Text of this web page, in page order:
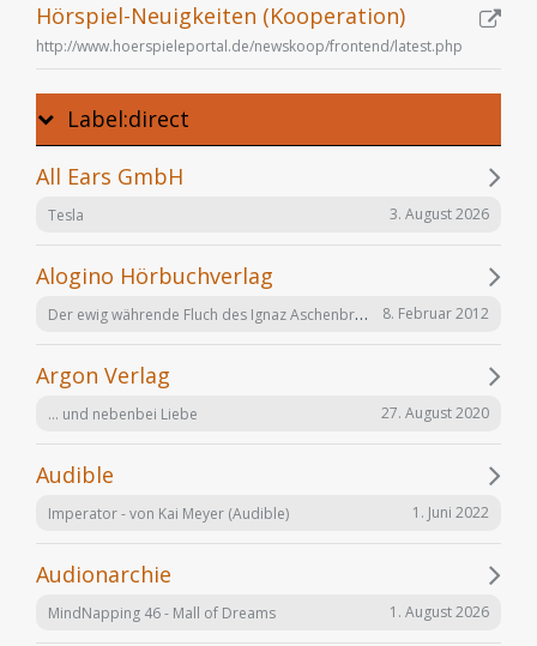
Hörspiel-Neuigkeiten (Kooperation)
http://www.hoerspieleportal.de/newskoop/frontend/latest.php
Label:direct
All Ears GmbH
Tesla 3. August 2026
Alogino Hörbuchverlag
Der ewig währende Fluch des Ignaz Aschenbrenner 8. Februar 2012
Argon Verlag
... und nebenbei Liebe 27. August 2020
Audible
Imperator - von Kai Meyer (Audible) 1. Juni 2022
Audionarchie
MindNapping 46 - Mall of Dreams 1. August 2026